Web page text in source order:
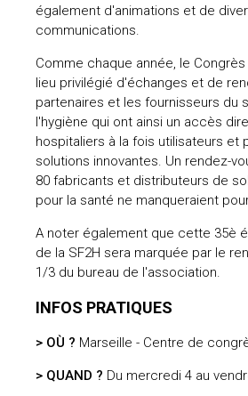
également d'animations et de
communications.
Comme chaque année, le Congrès
lieu privilégié d'échanges et de
partenaires et les fournisseurs du
l'hygiène qui ont ainsi un accès
hospitaliers à la fois utilisateurs et
solutions innovantes. Un rendez-
80 fabricants et distributeurs de
pour la santé ne manqueraient
A noter également que cette 35è
de la SF2H sera marquée par le
1/3 du bureau de l'association.
INFOS PRATIQUES
> OÙ ? Marseille - Centre de
> QUAND ? Du mercredi 4 au